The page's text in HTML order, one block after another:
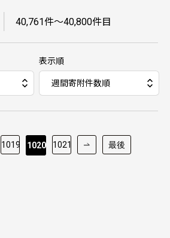
40,761件～40,800件目
表示順
1019 1020 1021 最後